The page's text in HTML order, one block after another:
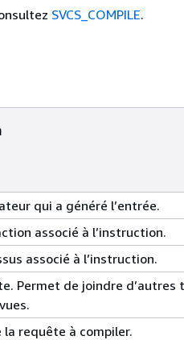
SVCS_COMPILE.
qui a généré l’entrée.
associé à l’instruction.
associé à l’instruction.
Permet de joindre d’autres
la requête à compiler.